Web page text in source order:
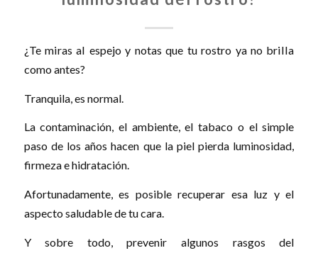
¿Te miras al espejo y notas que tu rostro ya no brilla
como antes?
Tranquila, es normal.
La contaminación, el ambiente, el tabaco o el simple
paso de los años hacen que la piel pierda luminosidad,
firmeza e hidratación.
Afortunadamente, es posible recuperar esa luz y el
aspecto saludable de tu cara.
Y sobre todo, prevenir algunos rasgos del